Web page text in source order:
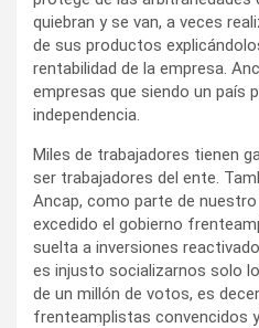
quiebran y se van, a veces
de sus productos
rentabilidad de la empresa.
empresas que siendo un país
independencia.
Miles de trabajadores tienen
ser trabajadores del ente.
Ancap, como parte de
excedido el gobierno
suelta a inversiones
es injusto socializarnos solo
de un millón de votos, es
frenteamplistas convencidos